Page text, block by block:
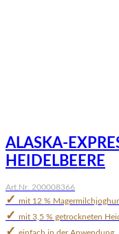
ALASKA-
HEIDELBEERE
Art.Nr. 200008366
✓ mit 12 %
✓ mit 3,5 % getrockneten